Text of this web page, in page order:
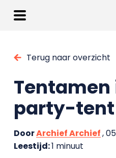
Terug naar overzicht
Tentamen
party-tent
DoorArchief Archief,
Leestijd:1 minuut